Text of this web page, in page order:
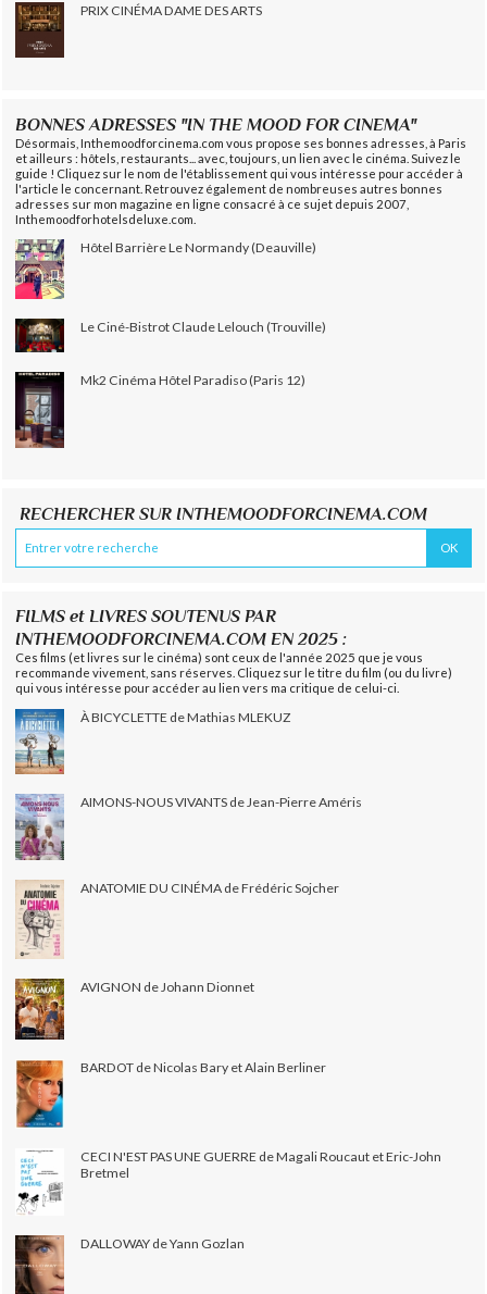
PRIX CINÉMA DAME DES ARTS
BONNES ADRESSES "IN THE MOOD FOR CINEMA"
Désormais, Inthemoodforcinema.com vous propose ses bonnes adresses, à Paris
et ailleurs : hôtels, restaurants... avec, toujours, un lien avec le cinéma. Suivez le
guide ! Cliquez sur le nom de l'établissement qui vous intéresse pour accéder à
l'article le concernant. Retrouvez également de nombreuses autres bonnes
adresses sur mon magazine en ligne consacré à ce sujet depuis 2007,
Inthemoodforhotelsdeluxe.com.
Hôtel Barrière Le Normandy (Deauville)
Le Ciné-Bistrot Claude Lelouch (Trouville)
Mk2 Cinéma Hôtel Paradiso (Paris 12)
RECHERCHER SUR INTHEMOODFORCINEMA.COM
FILMS et LIVRES SOUTENUS PAR
INTHEMOODFORCINEMA.COM EN 2025 :
Ces films (et livres sur le cinéma) sont ceux de l'année 2025 que je vous
recommande vivement, sans réserves. Cliquez sur le titre du film (ou du livre)
qui vous intéresse pour accéder au lien vers ma critique de celui-ci.
À BICYCLETTE de Mathias MLEKUZ
AIMONS-NOUS VIVANTS de Jean-Pierre Améris
ANATOMIE DU CINÉMA de Frédéric Sojcher
AVIGNON de Johann Dionnet
BARDOT de Nicolas Bary et Alain Berliner
CECI N'EST PAS UNE GUERRE de Magali Roucaut et Eric-John
Bretmel
DALLOWAY de Yann Gozlan